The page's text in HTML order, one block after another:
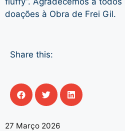
doações à Obra de Frei Gil.
Share this:
27 Março 2026